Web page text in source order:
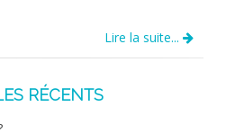
Lire la suite...
RÉCENTS